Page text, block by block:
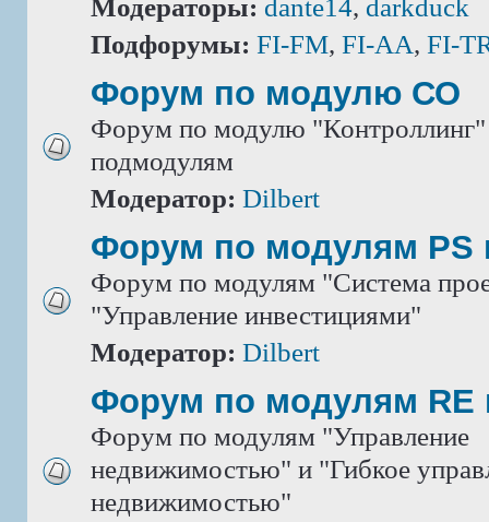
Модераторы: dante14, darkduck
Подфорумы: FI-FM, FI-AA, FI-
Форум по модулю СО
Форум по модулю "Контроллинг"
подмодулям
Модератор: Dilbert
Форум по модулям PS
Форум по модулям "Система
"Управление инвестициями"
Модератор: Dilbert
Форум по модулям RE
Форум по модулям "Управление
недвижимостью" и "Гибкое
недвижимостью"